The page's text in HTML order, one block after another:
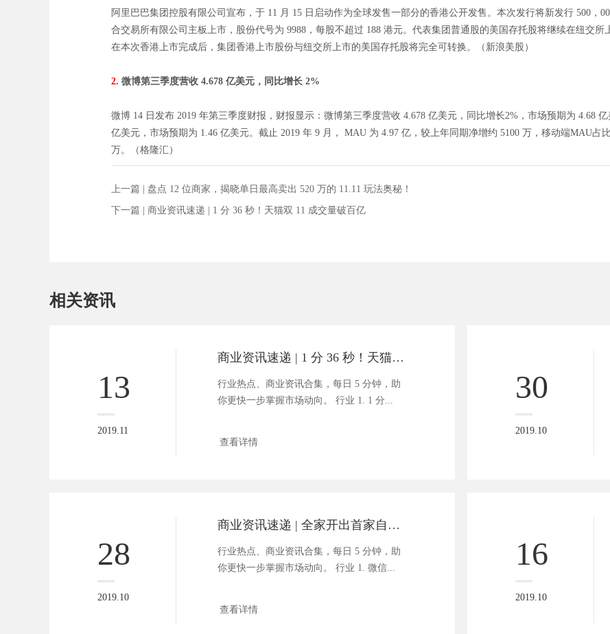
阿里巴巴集团控股有限公司宣布，于 11 月 15 日启动作为全球发售一部分的香港公开发售。本次发行将新发行 500，
合交易所有限公司主板上市，股份代号为 9988，每股不超过 188 港元。代表集团普通股的美国存托股将继续在纽交所
在本次香港上市完成后，集团香港上市股份与纽交所上市的美国存托股将完全可转换。（新浪美股）
2. 微博第三季度营收 4.678 亿美元，同比增长 2%
微博 14 日发布 2019 年第三季度财报，财报显示：微博第三季度营收 4.678 亿美元，同比增长2%，市场预期为 4.68
亿美元，市场预期为 1.46 亿美元。截止 2019 年 9 月， MAU 为 4.97 亿，较上年同期净增约 5100 万，移动端MAU占
万。（格隆汇）
上一篇 | 盘点 12 位商家，揭晓单日最高卖出 520 万的 11.11 玩法奥秘！
下一篇 | 商业资讯速递 | 1 分 36 秒！天猫双 11 成交量破百亿
相关资讯
13
2019.11
商业资讯速递 | 1 分 36 秒！天猫双 11 成交量破百亿
行业热点、商业资讯合集，每日 5 分钟，助
你更快一步掌握市场动向。 行业 1. 1 分...
查看详情
30
2019.10
28
2019.10
商业资讯速递 | 全家开出首家自创 IP 主题门店
行业热点、商业资讯合集，每日 5 分钟，助
你更快一步掌握市场动向。 行业 1. 微信...
查看详情
16
2019.10